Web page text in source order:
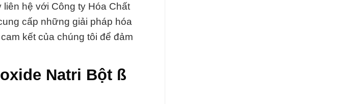
hệ với Công ty Hóa Chất
cấp những giải pháp hóa
kết của chúng tôi để đảm
Natri Bột ß